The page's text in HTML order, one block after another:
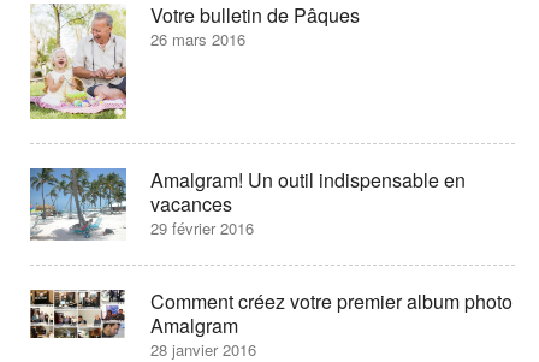
Votre bulletin de Pâques
26 mars 2016
Amalgram! Un outil indispensable en
vacances
29 février 2016
Comment créez votre premier album photo
Amalgram
28 janvier 2016